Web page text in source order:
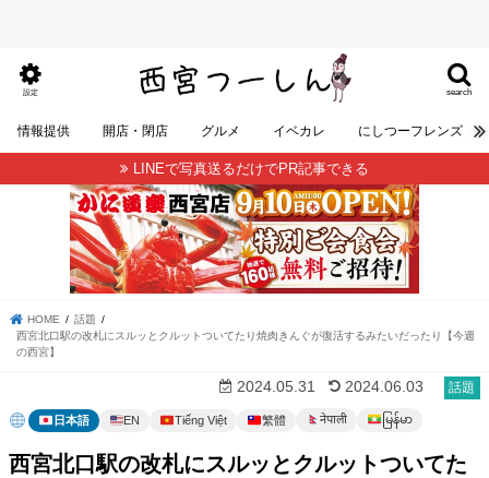
search
設定
情報提供 開店・閉店 グルメ イベカレ にしつーフレンズ
LINEで写真送るだけでPR記事できる
HOME
話題
西宮北口駅の改札にスルッとクルットついてたり焼肉きんぐが復活するみたいだったり【今週
の西宮】
話題
2024.05.31 2024.06.03
日本語 EN Tiếng Việt 繁體 नेपाली မြန်မာ
西宮北口駅の改札にスルッとクルットついてた